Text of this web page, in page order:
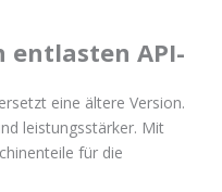
entlasten API-
eine ältere Version.
leistungsstärker. Mit
für die